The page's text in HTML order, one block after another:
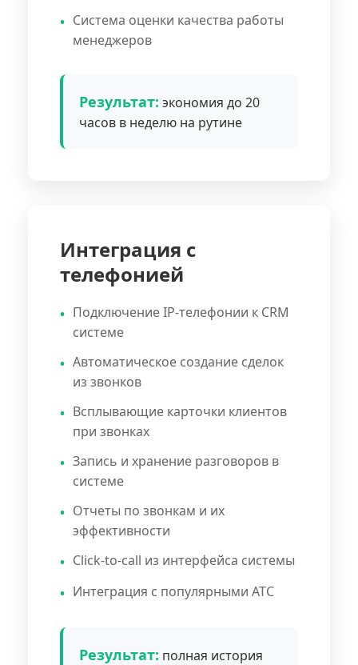
Система оценки качества работы
менеджеров
Результат: экономия до 20
часов в неделю на рутине
Интеграция с
телефонией
Подключение IP-телефонии к CRM
системе
Автоматическое создание сделок
из звонков
Всплывающие карточки клиентов
при звонках
Запись и хранение разговоров в
системе
Отчеты по звонкам и их
эффективности
Click-to-call из интерфейса системы
Интеграция с популярными АТС
Результат: полная история